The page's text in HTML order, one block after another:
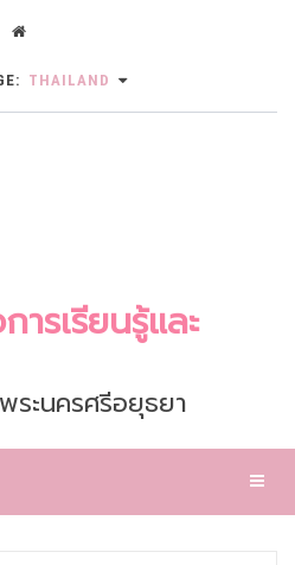
THAILAND
รเรียนรู้และ
ระนครศรีอยุธยา